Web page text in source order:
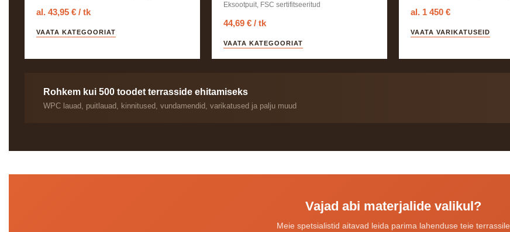
al. 43,95 € / tk
VAATA KATEGOORIAT
Eksootpuit, FSC sertifitseeritud
44,69 € / tk
VAATA KATEGOORIAT
al. 1 450 €
VAATA VARIKATUSEID
Rohkem kui 500 toodet terrasside ehitamiseks
WPC lauad, puitlauad, kinnitused, vundamendid, varikatused ja palju muud
Vajad abi materjalide valikul?
Meie spetsialistid aitavad leida parima lahenduse teie terrassile